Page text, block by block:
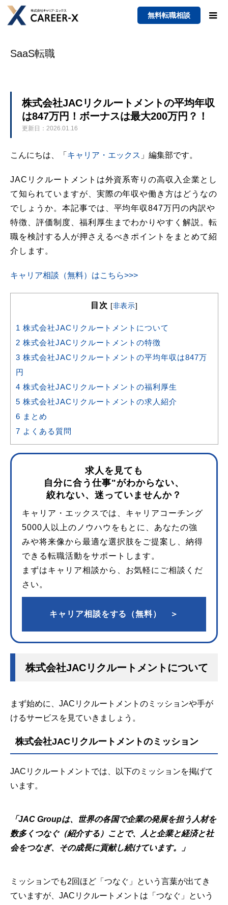
無料転職相談
SaaS転職
株式会社JACリクルートメントの平均年収
は847万円！ボーナスは最大200万円？！
更新日：2026.01.16
こんにちは、「 キャリア・エックス 」編集部です。
JACリクルートメントは外資系寄りの高収入企業とし
て知られていますが、実際の年収や働き方はどうなの
でしょうか。本記事では、平均年収847万円の内訳や
特徴、評価制度、福利厚生までわかりやすく解説。転
職を検討する人が押さえるべきポイントをまとめて紹
介します。
キャリア相談（無料）はこちら>>>
目次 [非表示]
1 株式会社JACリクルートメントについて
2 株式会社JACリクルートメントの特徴
3 株式会社JACリクルートメントの平均年収は847万
円
4 株式会社JACリクルートメントの福利厚生
5 株式会社JACリクルートメントの求人紹介
6 まとめ
7 よくある質問
求人を見ても
自分に合う仕事"がわからない、
絞れない、迷っていませんか？
キャリア・エックスでは、キャリアコーチング
5000人以上のノウハウをもとに、あなたの強
みや将来像から最適な選択肢をご提案し、納得
できる転職活動をサポートします。
まずはキャリア相談から、お気軽にご相談くだ
さい。
キャリア相談をする（無料） ＞
株式会社JACリクルートメントについて
まず始めに、JACリクルートメントのミッションや手が
けるサービスを見ていきましょう。
株式会社JACリクルートメントのミッション
JACリクルートメントでは、以下のミッションを掲げて
います。
「JAC Groupは、世界の各国で企業の発展を担う人材を
数多くつなぐ（紹介する）ことで、人と企業と経済と社
会をつなぎ、その成長に貢献し続けています。」
ミッションでも2回ほど「つなぐ」という言葉が出てき
ていますが、JACリクルートメントは「つなぐ」という